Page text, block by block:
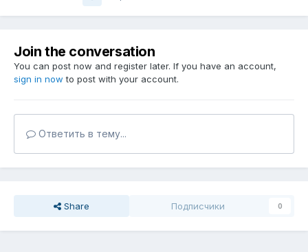
Join the conversation
You can post now and register later. If you have an account,
sign in now to post with your account.
Ответить в тему...
Share Подписчики 0